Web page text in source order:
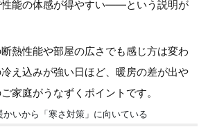
性能の体感が得やすい——という説明が
熱性能や部屋の広さでも感じ方は変わ
え込みが強い日ほど、暖房の差が出や
家庭がうなずくポイントです。
かいから「寒さ対策」に向いている